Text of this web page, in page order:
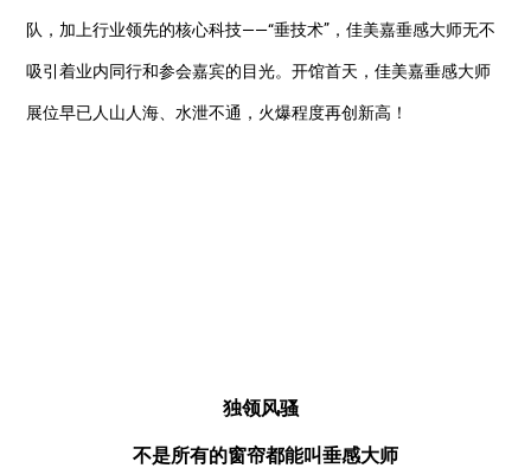
队，加上行业领先的核心科技——“垂技术”，佳美嘉垂感大师无不
吸引着业内同行和参会嘉宾的目光。开馆首天，佳美嘉垂感大师
展位早已人山人海、水泄不通，火爆程度再创新高！
独领风骚
不是所有的窗帘都能叫垂感大师